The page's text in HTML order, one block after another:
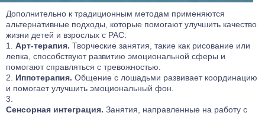
Дополнительно к традиционным методам применяются
альтернативные подходы, которые помогают улучшить качество
жизни детей и взрослых с РАС:
Арт-терапия. Творческие занятия, такие как рисование или
лепка, способствуют развитию эмоциональной сферы и
помогают справляться с тревожностью.
Иппотерапия. Общение с лошадьми развивает координацию
и помогает улучшить эмоциональный фон.
Сенсорная интеграция. Занятия, направленные на работу с